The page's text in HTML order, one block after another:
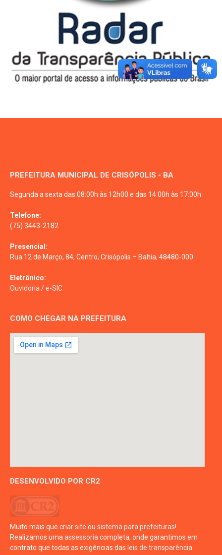
PREFEITURA MUNICIPAL DE CRISÓPOLIS - BA
Segunda a sexta das 08:00h às 12h00 e das 14:00h às 17:00h
Telefone:
(75) 3443-2182
Presencial:
Rua 12 de Março, 84, Centro, Crisópolis – Bahia, 48480-000
Eletrônico:
Ouvidoria /e-SIC
COMO CHEGAR NA PREFEITURA
DESENVOLVIDO POR CR2
Muito mais que criar site ou sistema para prefeituras!
Realizamos uma assessoria completa, onde garantimos em
contrato que todas as exigências das leis de transparência